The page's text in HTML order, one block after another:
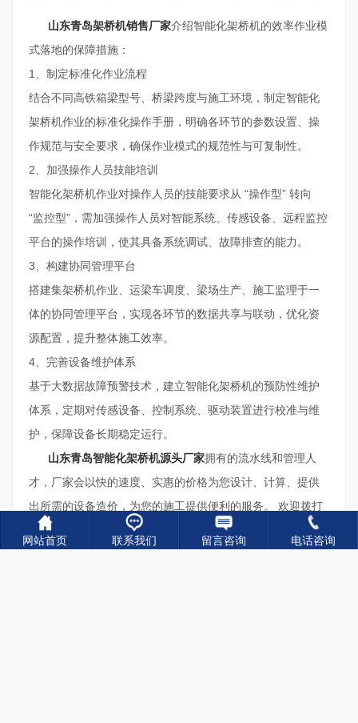
山东青岛架桥机销售厂家介绍智能化架桥机的效率作业模
式落地的保障措施：
1、制定标准化作业流程
结合不同高铁箱梁型号、桥梁跨度与施工环境，制定智能化
架桥机作业的标准化操作手册，明确各环节的参数设置、操
作规范与安全要求，确保作业模式的规范性与可复制性。
2、加强操作人员技能培训
智能化架桥机作业对操作人员的技能要求从 “操作型” 转向
“监控型”，需加强操作人员对智能系统、传感设备、远程监控
平台的操作培训，使其具备系统调试、故障排查的能力。
3、构建协同管理平台
搭建集架桥机作业、运梁车调度、梁场生产、施工监理于一
体的协同管理平台，实现各环节的数据共享与联动，优化资
源配置，提升整体施工效率。
4、完善设备维护体系
基于大数据故障预警技术，建立智能化架桥机的预防性维护
体系，定期对传感设备、控制系统、驱动装置进行校准与维
护，保障设备长期稳定运行。
山东青岛智能化架桥机源头厂家拥有的流水线和管理人
才，厂家会以快的速度、实惠的价格为您设计、计算、提供
出所需的设备造价，为您的施工提供便利的服务。 欢迎拨打
我们的24小时服务热线。
网站首页 联系我们 留言咨询 电话咨询